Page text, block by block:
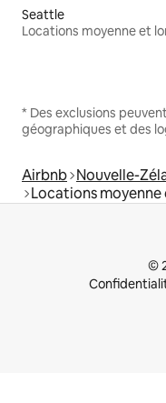
Seattle
* Des exclusions
géographiques et des
Airbnb Nouvelle-
Locations
©